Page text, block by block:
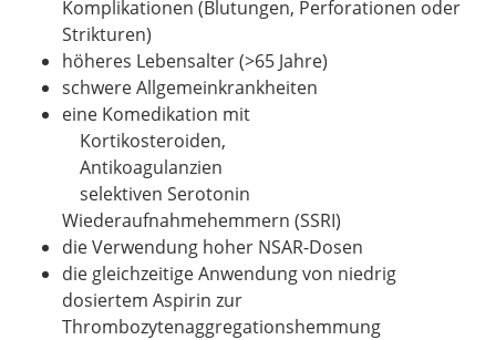
Komplikationen (Blutungen, Perforationen oder
Strikturen)
höheres Lebensalter (>65 Jahre)
schwere Allgemeinkrankheiten
eine Komedikation mit
Kortikosteroiden,
Antikoagulanzien
selektiven Serotonin
Wiederaufnahmehemmern (SSRI)
die Verwendung hoher NSAR-Dosen
die gleichzeitige Anwendung von niedrig
dosiertem Aspirin zur
Thrombozytenaggregationshemmung